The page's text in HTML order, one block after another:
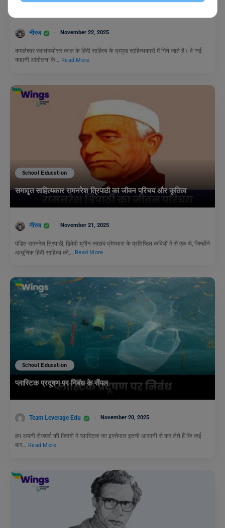
नीरज November 22, 2025
कमलेश्वर स्वातंत्र्योत्तर काल के हिंदी साहित्य के प्रमुख साहित्यकारों में गिने जाते हैं। वे ‘नई
कहानी आंदोलन’ के… Read More
School Education
समादृत साहित्यकार रामनरेश त्रिपाठी का जीवन परिचय और कृतित्व
नीरज November 21, 2025
पंडित रामनरेश त्रिपाठी, द्विवेदी युगीन स्वछंद-प्रेमधारा के प्रतिष्ठित कवियों में से एक थे, जिन्होंने
आधुनिक हिंदी साहित्य को…
Read More
School Education
प्लास्टिक प्रदूषण पर निबंध के सैंपल
Team Leverage Edu November 20, 2025
हम अपनी रोजमर्रा की जिंदगी में प्लास्टिक का इस्तेमाल इतनी आसानी से कर लेते हैं कि कई
बार… Read More